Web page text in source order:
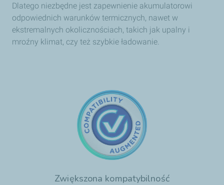
Dlatego niezbędne jest zapewnienie akumulatorowi
odpowiednich warunków termicznych, nawet w
ekstremalnych okolicznościach, takich jak upalny i
mroźny klimat, czy też szybkie ładowanie.
Zwiększona kompatybilność